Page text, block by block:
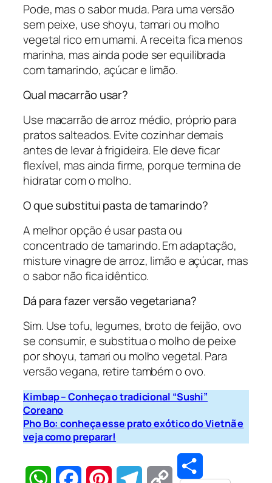
Pode, mas o sabor muda. Para uma versão
sem peixe, use shoyu, tamari ou molho
vegetal rico em umami. A receita fica menos
marinha, mas ainda pode ser equilibrada
com tamarindo, açúcar e limão.
Qual macarrão usar?
Use macarrão de arroz médio, próprio para
pratos salteados. Evite cozinhar demais
antes de levar à frigideira. Ele deve ficar
flexível, mas ainda firme, porque termina de
hidratar com o molho.
O que substitui pasta de tamarindo?
A melhor opção é usar pasta ou
concentrado de tamarindo. Em adaptação,
misture vinagre de arroz, limão e açúcar, mas
o sabor não fica idêntico.
Dá para fazer versão vegetariana?
Sim. Use tofu, legumes, broto de feijão, ovo
se consumir, e substitua o molho de peixe
por shoyu, tamari ou molho vegetal. Para
versão vegana, retire também o ovo.
Kimbap – Conheça o tradicional “Sushi”
Coreano
Pho Bo: conheça esse prato exótico do Vietnã e
veja como preparar!